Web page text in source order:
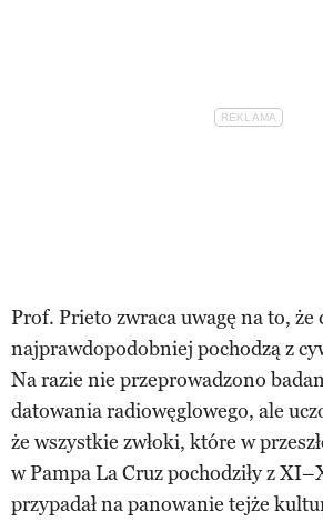
Prof. Prieto zwraca uwagę na to, że
najprawdopodobniej pochodzą z
Na razie nie przeprowadzono
datowania radiowęglowego, ale
że wszystkie zwłoki, które w
w Pampa La Cruz pochodziły z
przypadał na panowanie tejże